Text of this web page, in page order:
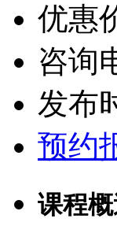
优惠
咨询
发布
预约
课程